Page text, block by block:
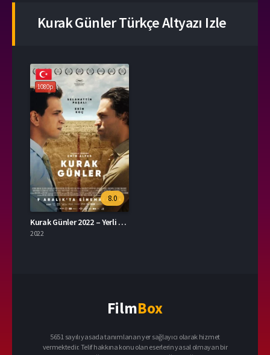
Kurak Günler Türkçe Altyazı Izle
1080p
8.0
Kurak Günler 2022 – Yerli Film 1080p Turkce Dublaj izle
2022
FilmBox
5651 sayılı yasada tanımlanan yer sağlayıcı olarak hizmet
vermektedir. Telif hakkına konu olan eserlerin yasal olmayan bir